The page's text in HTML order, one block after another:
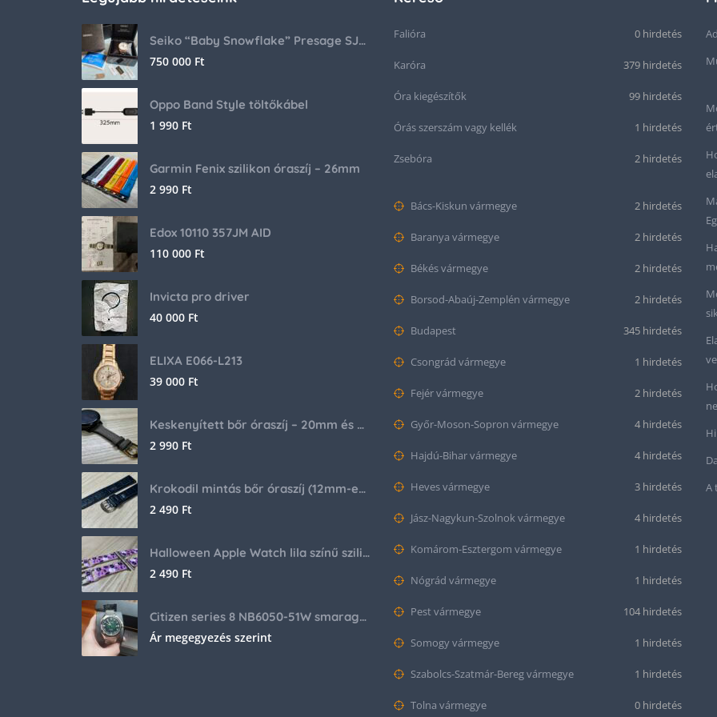
Seiko “Baby Snowflake” Presage SJE073J1/SARA015 Limited Edition
750 000 Ft
Oppo Band Style töltőkábel
1 990 Ft
Garmin Fenix szilikon óraszíj – 26mm
2 990 Ft
Edox 10110 357JM AID
110 000 Ft
Invicta pro driver
40 000 Ft
ELIXA E066-L213
39 000 Ft
Keskenyített bőr óraszíj – 20mm és 22mm méretben
2 990 Ft
Krokodil mintás bőr óraszíj (12mm-es befogóval rendelkező órához)
2 490 Ft
Halloween Apple Watch lila színű szilikon óraszíj
2 490 Ft
Citizen series 8 NB6050-51W smaragd színű számlappal
Ár megegyezés szerint
Falióra 0 hirdetés
Karóra 379 hirdetés
Óra kiegészítők 99 hirdetés
Órás szerszám vagy kellék 1 hirdetés
Zsebóra 2 hirdetés
Bács-Kiskun vármegye 2 hirdetés
Baranya vármegye 2 hirdetés
Békés vármegye 2 hirdetés
Borsod-Abaúj-Zemplén vármegye 2 hirdetés
Budapest 345 hirdetés
Csongrád vármegye 1 hirdetés
Fejér vármegye 2 hirdetés
Győr-Moson-Sopron vármegye 4 hirdetés
Hajdú-Bihar vármegye 4 hirdetés
Heves vármegye 3 hirdetés
Jász-Nagykun-Szolnok vármegye 4 hirdetés
Komárom-Esztergom vármegye 1 hirdetés
Nógrád vármegye 1 hirdetés
Pest vármegye 104 hirdetés
Somogy vármegye 1 hirdetés
Szabolcs-Szatmár-Bereg vármegye 1 hirdetés
Tolna vármegye 0 hirdetés
A